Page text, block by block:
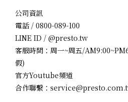
公司資訊
電話 / 0800-089-100
LINE ID / @presto.tw
客服時間：周一~周五/
假)
官方Youtube頻道
合作聯繫：